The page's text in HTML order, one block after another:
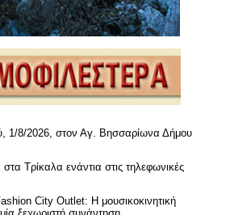
1/8/2026, στον Αγ. Βησσαρίωνα Δήμου
Τρίκαλα ενάντια στις τηλεφωνικές
City Outlet: Η μουσικοκινητική